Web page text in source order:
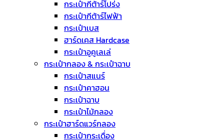
กระเป๋ากีต้าร์โปร่ง
กระเป๋ากีต้าร์ไฟฟ้า
กระเป๋าเบส
ฮาร์ดเคส Hardcase
กระเป๋าอูคูเลเล่
กระเป๋ากลอง & กระเป๋าฉาบ
กระเป๋าสแนร์
กระเป๋าคาฮอน
กระเป๋าฉาบ
กระเป๋าไม้กลอง
กระเป๋าฮาร์ดแวร์กลอง
กระเป๋ากระเดื่อง